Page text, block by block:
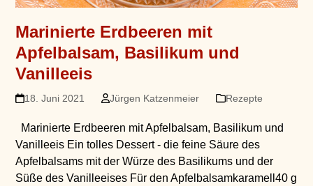
Marinierte Erdbeeren mit
Apfelbalsam, Basilikum und
Vanilleeis
18. Juni 2021 Jürgen Katzenmeier Rezepte
Marinierte Erdbeeren mit Apfelbalsam, Basilikum und
Vanilleeis Ein tolles Dessert - die feine Säure des
Apfelbalsams mit der Würze des Basilikums und der
Süße des Vanilleeises Für den Apfelbalsamkaramell40 g